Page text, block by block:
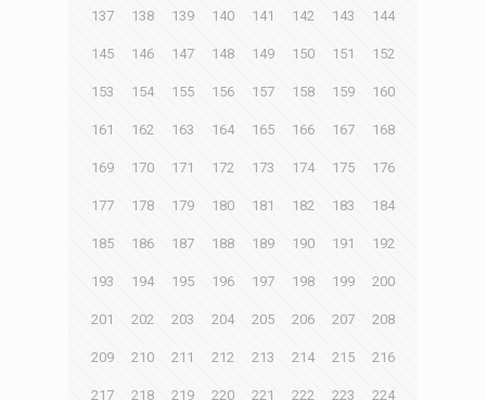
137 138 139 140 141 142 143 144
145 146 147 148 149 150 151 152
153 154 155 156 157 158 159 160
161 162 163 164 165 166 167 168
169 170 171 172 173 174 175 176
177 178 179 180 181 182 183 184
185 186 187 188 189 190 191 192
193 194 195 196 197 198 199 200
201 202 203 204 205 206 207 208
209 210 211 212 213 214 215 216
217 218 219 220 221 222 223 224